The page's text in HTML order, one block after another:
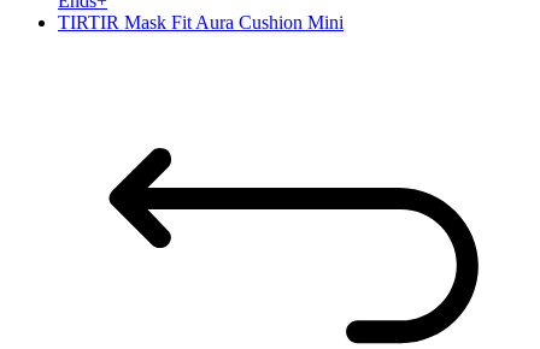
TIRTIR Mask Fit Aura Cushion Mini